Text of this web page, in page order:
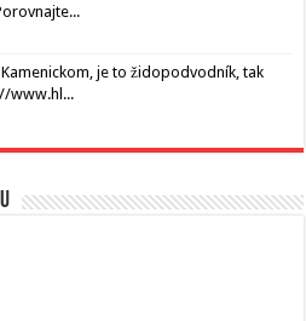
je to židopodvodník, tak
www.hl...